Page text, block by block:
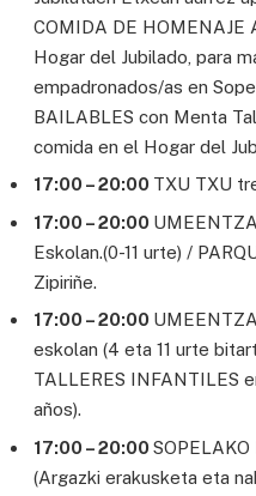
COMIDA DE HOMENAJE
Hogar del Jubilado, para
empadronados/as en
BAILABLES con Menta
comida en el Hogar del
17:00 – 20:00 TXU TXU
17:00 – 20:00
Eskolan.(0-11 urte) /
Zipiriñe.
17:00 – 20:00
eskolan (4 eta 11 urte
TALLERES INFANTILES
años).
17:00 – 20:00
(Argazki erakusketa eta